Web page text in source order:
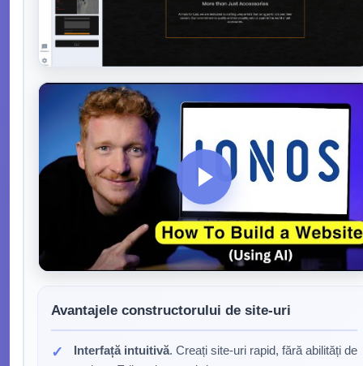
Avantajele constructorului de site-uri
Interfață intuitivă. Creați site-uri rapid, fără abilități de